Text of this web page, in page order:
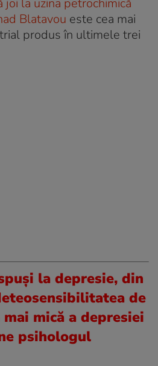
Blatavou este cea mai
produs în ultimele trei
la depresie, din
de
mică a depresiei
psihologul